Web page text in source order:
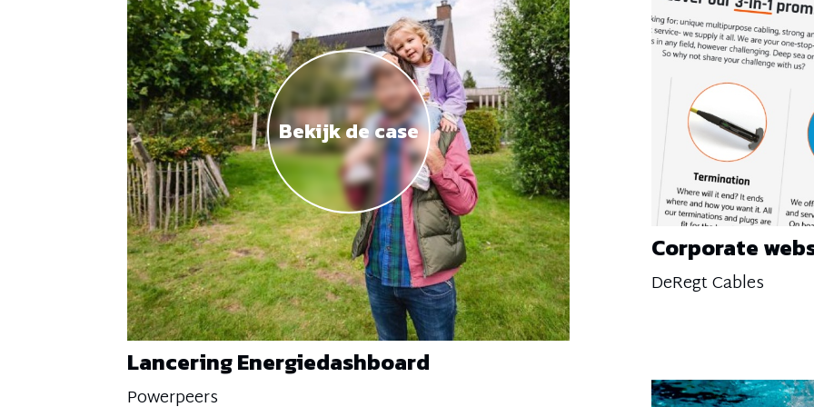
Bekijk de case
Lancering Energiedashboard
Powerpeers
Corporate
DeRegt Cables